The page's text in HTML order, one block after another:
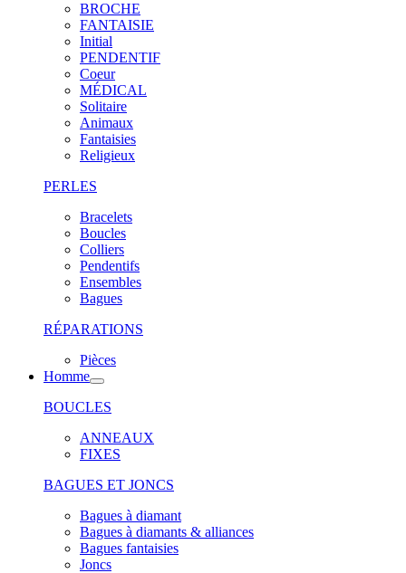
BROCHE
FANTAISIE
Initial
PENDENTIF
Coeur
MÉDICAL
Solitaire
Animaux
Fantaisies
Religieux
PERLES
Bracelets
Boucles
Colliers
Pendentifs
Ensembles
Bagues
RÉPARATIONS
Pièces
Homme
BOUCLES
ANNEAUX
FIXES
BAGUES ET JONCS
Bagues à diamant
Bagues à diamants & alliances
Bagues fantaisies
Joncs